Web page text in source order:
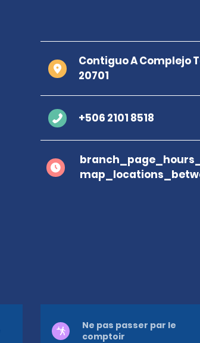
Contiguo A Complejo
20701
+506 2101 8518
Ne pas passer par le
comptoir